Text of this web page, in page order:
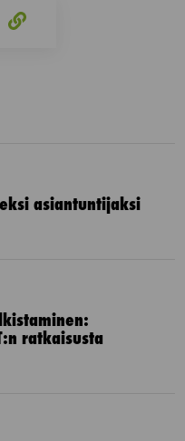
asiantuntijaksi
ratkaisusta